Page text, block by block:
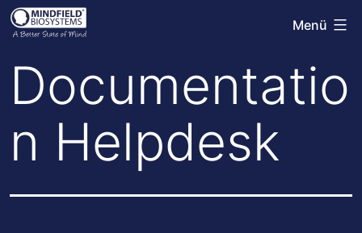
Zum
Inhalt
springen
Mindfield
Menü
Documentatio
n Helpdesk